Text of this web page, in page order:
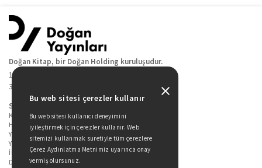
Doğan Kitap, bir Doğan Holding kuruluşudur.
19 Mayıs Cad. Golden Plaza No:1 Kat:10
34360 / Şişli / İstanbul
Sitede Yer Alan Sayfalar
Kitaplarımız
Hakkımızda
Yazarlarımız
Yazar Adayları İçin
İletişim
Duygu Asena Roman Ödülü
Bu web sitesi çerezler kullanır
Bu web sitesi kullanıcı deneyimini
iyileştirmek için çerezler kullanır. Web
sitemizi kullanmak suretiyle tüm çerezlere
Çerez Aydınlatma Metnimiz uyarınca onay
vermiş olursunuz.